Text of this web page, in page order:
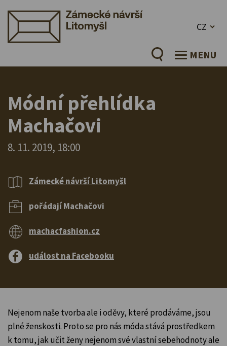
CZ
MENU
Módní přehlídka
Machačovi
8. 11. 2019, 18:00
Zámecké návrší Litomyšl
pořádají Machačovi
machacfashion.cz
událost na Facebooku
Nejenom naše tvorba ale i oděvy, které prodáváme, jsou
plné ženskosti. Proto se pro nás móda stává prostředkem
k tomu, jak učit ženy nejenom své vlastní sebehodnoty ale